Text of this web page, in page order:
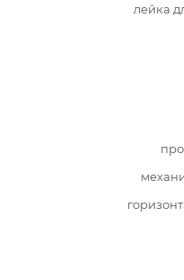
лейка